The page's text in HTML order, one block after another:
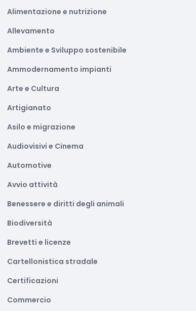
Alimentazione e nutrizione
Allevamento
Ambiente e Sviluppo sostenibile
Ammodernamento impianti
Arte e Cultura
Artigianato
Asilo e migrazione
Audiovisivi e Cinema
Automotive
Avvio attività
Benessere e diritti degli animali
Biodiversità
Brevetti e licenze
Cartellonistica stradale
Certificazioni
Commercio